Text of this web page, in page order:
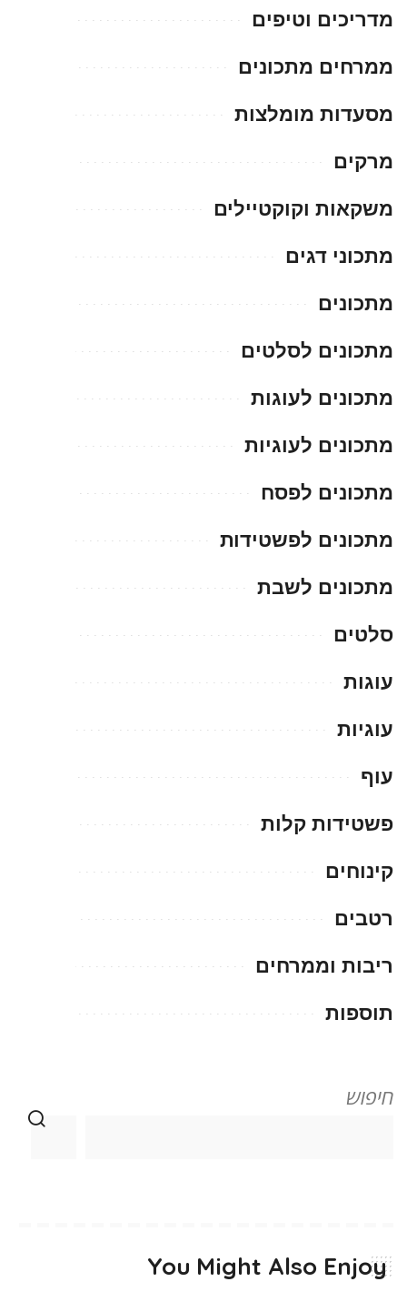
מדריכים וטיפים
ממרחים מתכונים
מסעדות מומלצות
מרקים
משקאות וקוקטיילים
מתכוני דגים
מתכונים
מתכונים לסלטים
מתכונים לעוגות
מתכונים לעוגיות
מתכונים לפסח
מתכונים לפשטידות
מתכונים לשבת
סלטים
עוגות
עוגיות
עוף
פשטידות קלות
קינוחים
רטבים
ריבות וממרחים
תוספות
חיפוש
You Might Also Enjoy